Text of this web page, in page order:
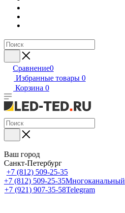
Сравнение0
Избранные товары 0
Корзина 0
Ваш город
Санкт-Петербург
+7 (812) 509-25-35
+7 (812) 509-25-35Многоканальный
+7 (921) 907-35-58Telegram